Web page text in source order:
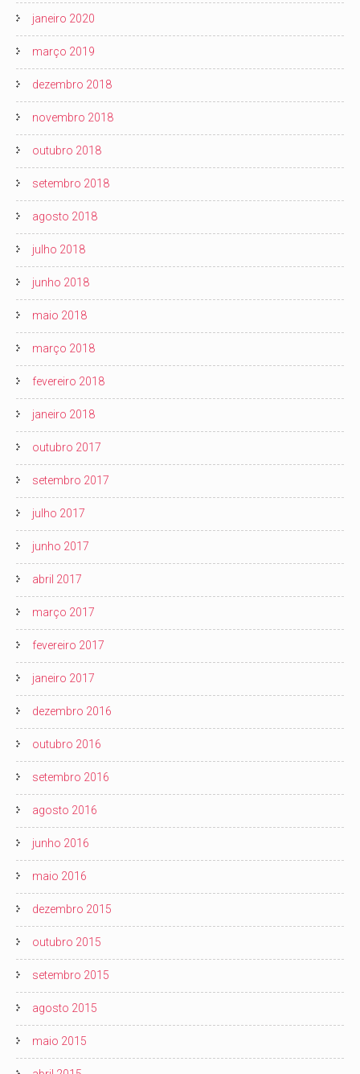
janeiro 2020
março 2019
dezembro 2018
novembro 2018
outubro 2018
setembro 2018
agosto 2018
julho 2018
junho 2018
maio 2018
março 2018
fevereiro 2018
janeiro 2018
outubro 2017
setembro 2017
julho 2017
junho 2017
abril 2017
março 2017
fevereiro 2017
janeiro 2017
dezembro 2016
outubro 2016
setembro 2016
agosto 2016
junho 2016
maio 2016
dezembro 2015
outubro 2015
setembro 2015
agosto 2015
maio 2015